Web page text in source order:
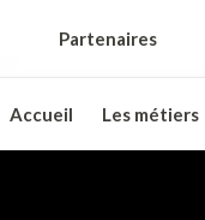
Partenaires
Accueil Les métiers